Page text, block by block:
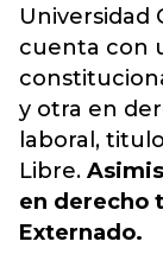
Universidad
cuenta con
y otra en
laboral,
Libre.
en derecho
Externado.